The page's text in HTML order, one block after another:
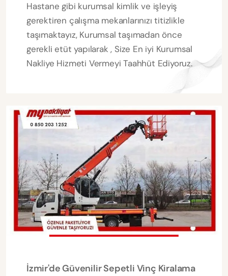
Hastane gibi kurumsal kimlik ve işleyiş
gerektiren çalışma mekanlarınızı titizlikle
taşımaktayız, Kurumsal taşımadan önce
gerekli etüt yapılarak , Size En iyi Kurumsal
Nakliye Hizmeti Vermeyi Taahhüt Ediyoruz.
İzmir'de Güvenilir Sepetli Vinç Kiralama